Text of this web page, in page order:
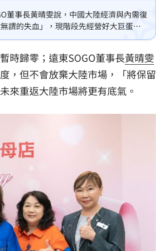
董事長黃晴雯說，中國大陸經濟與內需復
謂的失血」，現階段先經營好大巨蛋商
時歸零；遠東SOGO董事長黃晴雯
，但不會放棄大陸市場，「將保留
來重返大陸市場將更有底氣。